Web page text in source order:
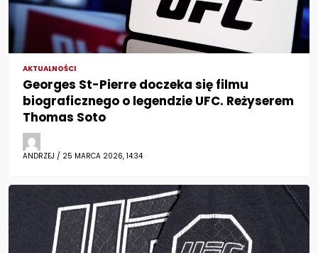
AKTUALNOŚCI
Georges St-Pierre doczeka się filmu
biograficznego o legendzie UFC. Reżyserem
Thomas Soto
ANDRZEJ / 25 MARCA 2026, 14:34